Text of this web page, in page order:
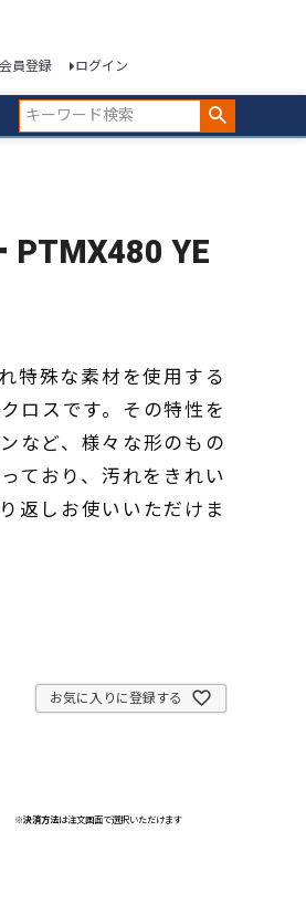
会員登録 ログイン
PTMX480 YE
特殊な素材を使用する
ロスです。その特性を
など、様々な形のもの
ており、汚れをきれい
返しお使いいただけま
お気に入りに登録する
※決済方法は注文画面で選択いただけます